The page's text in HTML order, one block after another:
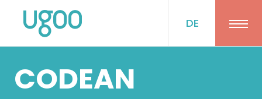
DE
CODEAN